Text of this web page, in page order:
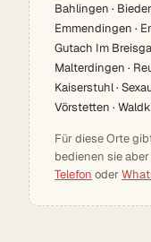
Bahlingen ·
Emmendingen ·
Gutach Im
Malterdingen ·
Kaiserstuhl ·
Vörstetten ·
Für diese Orte
bedienen sie
Telefon oder